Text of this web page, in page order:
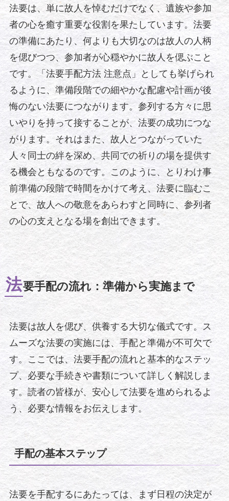
法要は、単に故人を悼むだけでなく、遺族や参加
者の心を癒す重要な役割を果たしています。法要
の準備にあたり、何よりも大切なのは故人の人柄
を偲びつつ、参加者が心穏やかに故人を偲ぶこと
です。「法要手配方法 注意点」としても挙げられ
るように、準備段階での細やかな配慮や計画が後
悔のない法要につながります。参列する方々に思
いやりを持って接することが、法要の成功につな
がります。それはまた、故人とつながっていた
人々同士の絆を深め、共同での祈りの場を提供す
る機会ともなるのです。このように、とりわけ事
前準備の段階で時間をかけて考え、法要に臨むこ
とで、故人への敬意をあらわすと同時に、参列者
の心の支えとなる場を創出できます。
法要手配の流れ：準備から実施まで
法要は故人を偲び、供養する大切な儀式です。ス
ムーズな法要の実施には、手配と準備が不可欠で
す。ここでは、法要手配の流れと基本的なステッ
プ、必要な手続きや書類について詳しく解説しま
す。読者の皆様が、安心して法要を進められるよ
う、必要な情報をお伝えします。
手配の基本ステップ
法要を手配するにあたっては、まず日程の決定が